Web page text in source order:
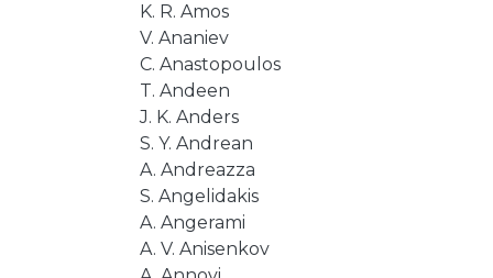
K. R. Amos
V. Ananiev
C. Anastopoulos
T. Andeen
J. K. Anders
S. Y. Andrean
A. Andreazza
S. Angelidakis
A. Angerami
A. V. Anisenkov